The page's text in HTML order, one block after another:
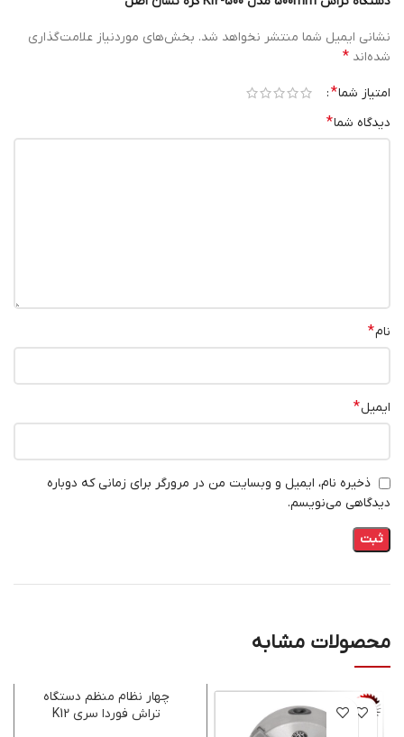
نشانی ایمیل شما منتشر نخواهد شد. بخش‌های موردنیاز علامت‌گذاری
شده‌اند *
امتیاز شما*
دیدگاه شما*
نام*
ایمیل*
ذخیره نام، ایمیل و وبسایت من در مرورگر برای زمانی که دوباره
دیدگاهی می‌نویسم.
محصولات مشابه
چهار نظام منظم دستگاه
تراش فوردا سری K12